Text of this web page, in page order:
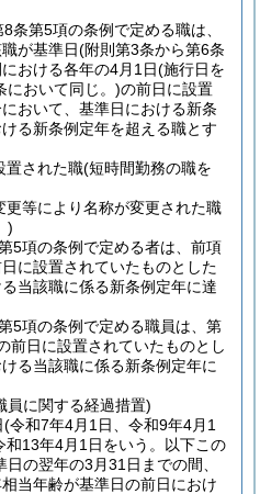
条第5項の条例で定める職は、
が基準日(附則第3条から第6条
おける各年の4月1日(施行日を
において同じ。)の前日に設置
おいて、基準日における新条
る新条例定年を超える職とす
置された職(短時間勤務の職を
更等により名称が変更された職
)
5項の条例で定める者は、前項
に設置されていたものとした
当該職に係る新条例定年に達
5項の条例で定める職員は、第
前日に設置されていたものとし
る当該職に係る新条例定年に
員に関する経過措置)
(令和7年4月1日、令和9年4月1
和13年4月1日をいう。以下この
日の翌年の3月31日までの間、
当年齢が基準日の前日におけ